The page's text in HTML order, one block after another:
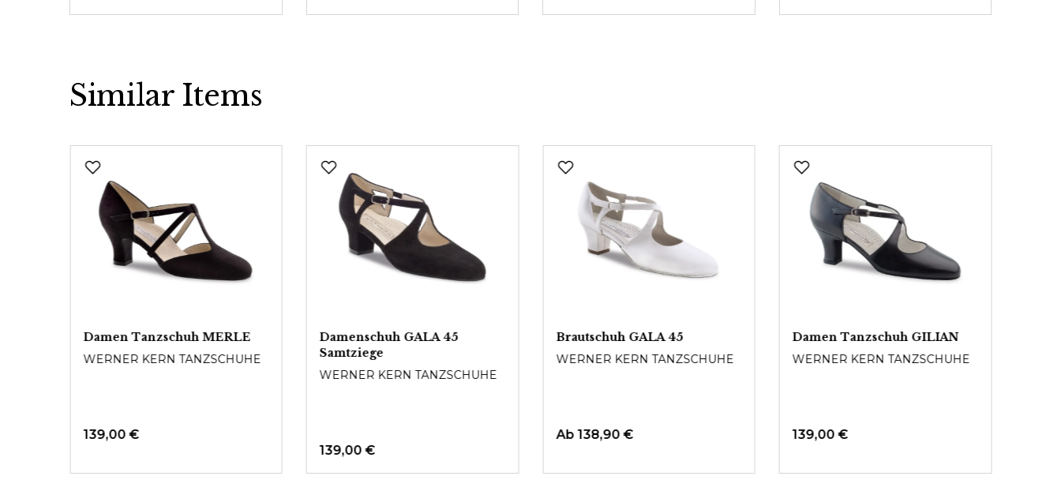
Similar Items
Damen Tanzschuh MERLE
WERNER KERN TANZSCHUHE
139,00 €
Damenschuh GALA 45
Samtziege
WERNER KERN TANZSCHUHE
139,00 €
Brautschuh GALA 45
WERNER KERN TANZSCHUHE
Ab138,90 €
Damen Tanzschuh GILIAN
WERNER KERN TANZSCHUHE
139,00 €